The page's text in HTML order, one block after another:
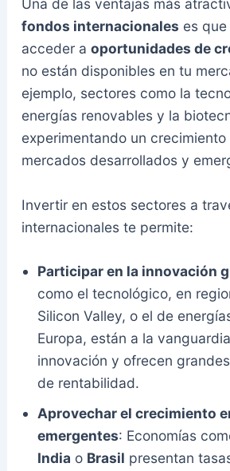
Una de las ventajas más
fondos internacionales es
acceder a oportunidades de
no están disponibles en tu
ejemplo, sectores como la
energías renovables y la
experimentando un
mercados desarrollados y
Invertir en estos sectores a
internacionales te permite:
Participar en la innovación
como el tecnológico, en
Silicon Valley, o el de
Europa, están a la
innovación y ofrecen
de rentabilidad.
Aprovechar el crecimiento
emergentes: Economías
India o Brasil presentan